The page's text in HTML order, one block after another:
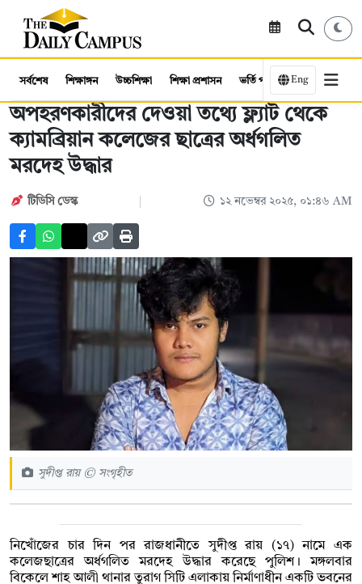
সর্বশেষ শিক্ষাঙ্গন উচ্চশিক্ষা শিক্ষা প্রশাসন ভর্তি পরীক্ষা কর্মসংস্থান
Eng
অপহরণকারীদের দেওয়া তথ্যে ফ্ল্যাট থেকে
ক্যামব্রিয়ান কলেজের ছাত্রের অর্ধগলিত
মরদেহ উদ্ধার
টিডিসি ডেস্ক ১২ নভেম্বর ২০২৫, ০১:৪৬ AM
সুদীপ্ত রায় © সংগৃহীত
নিখোঁজের চার দিন পর রাজধানীতে সুদীপ্ত রায় (১৭) নামে এক
কলেজছাত্রের অর্ধগলিত মরদেহ উদ্ধার করেছে পুলিশ। মঙ্গলবার
বিকেলে শাহ আলী থানার তুরাগ সিটি এলাকায় নির্মাণাধীন একটি ভবনের